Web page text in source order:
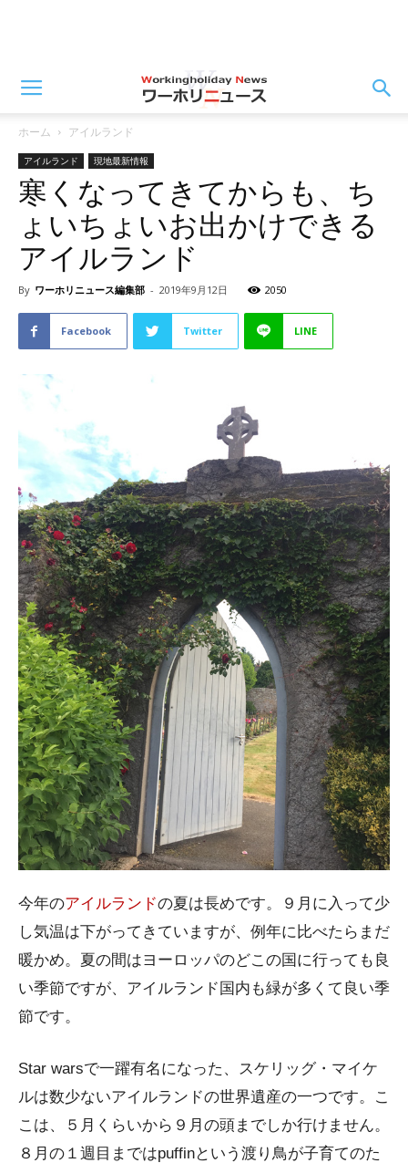
ホーム アイルランド
アイルランド 現地最新情報
寒くなってきてからも、ち
ょいちょいお出かけできる
アイルランド
By ワーホリニュース編集部 - 2019年9月12日 2050
Facebook Twitter LINE
今年のアイルランドの夏は長めです。９月に入って少
し気温は下がってきていますが、例年に比べたらまだ
暖かめ。夏の間はヨーロッパのどこの国に行っても良
い季節ですが、アイルランド国内も緑が多くて良い季
節です。
Star warsで一躍有名になった、スケリッグ・マイケ
ルは数少ないアイルランドの世界遺産の一つです。こ
こは、５月くらいから９月の頭までしか行けません。
８月の１週目まではpuffinという渡り鳥が子育てのた